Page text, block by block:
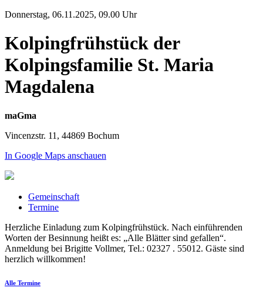
Donnerstag, 06.11.2025, 09.00 Uhr
Kolpingfrühstück der
Kolpingsfamilie St. Maria
Magdalena
maGma
Vincenzstr. 11, 44869 Bochum
In Google Maps anschauen
Gemeinschaft
Termine
Herzliche Einladung zum Kolpingfrühstück. Nach einführenden
Worten der Besinnung heißt es: „Alle Blätter sind gefallen“.
Anmeldung bei Brigitte Vollmer, Tel.: 02327 . 55012. Gäste sind
herzlich willkommen!
Alle Termine